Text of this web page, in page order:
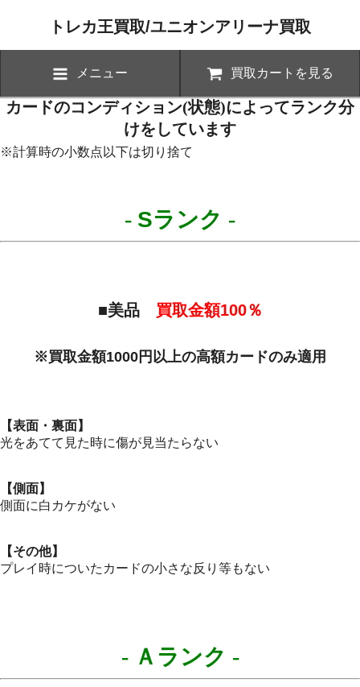
トレカ王買取/ユニオンアリーナ買取
メニュー 買取カートを見る
カードのコンディション(状態)によってランク分
けをしています
※計算時の小数点以下は切り捨て
- Sランク -
■美品 買取金額100％
※買取金額1000 円以上の高額カードのみ適用
【表面・裏面】
光をあてて見た時に傷が見当たらない
【側面】
側面に白カケがない
【その他】
プレイ時についたカードの小さな反り等もない
- Ａランク -